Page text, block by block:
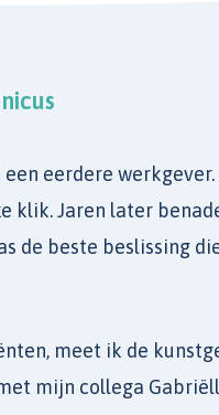
eerdere
klik. Jaren later
de beste beslissing
meet ik de
mijn collega